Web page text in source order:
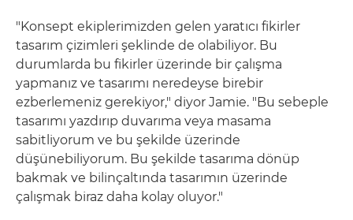
"Konsept ekiplerimizden gelen yaratıcı fikirler
tasarım çizimleri şeklinde de olabiliyor. Bu
durumlarda bu fikirler üzerinde bir çalışma
yapmanız ve tasarımı neredeyse birebir
ezberlemeniz gerekiyor," diyor Jamie. "Bu sebeple
tasarımı yazdırıp duvarıma veya masama
sabitliyorum ve bu şekilde üzerinde
düşünebiliyorum. Bu şekilde tasarıma dönüp
bakmak ve bilinçaltında tasarımın üzerinde
çalışmak biraz daha kolay oluyor."